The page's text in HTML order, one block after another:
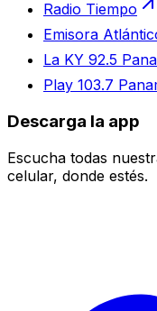
Radio Tiempo
Emisora
La KY 92.5
Play 103.7
Descarga la app
Escucha todas
celular, donde estés.